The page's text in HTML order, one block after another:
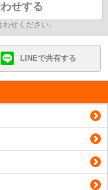
せする
せください。
LINEで共有する